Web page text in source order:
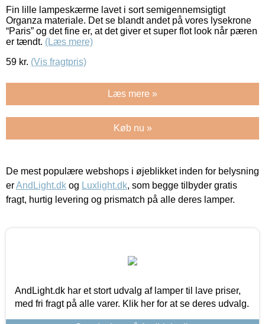
Fin lille lampeskærme lavet i sort semigennemsigtigt
Organza materiale. Det se blandt andet på vores lysekrone
“Paris” og det fine er, at det giver et super flot look når pæren
er tændt. (Læs mere)
59 kr. (Vis fragtpris)
Læs mere »
Køb nu »
De mest populære webshops i øjeblikket inden for belysning
erAndLight.dk og Luxlight.dk, som begge tilbyder gratis
fragt, hurtig levering og prismatch på alle deres lamper.
AndLight.dk har et stort udvalg af lamper til lave priser,
med fri fragt på alle varer. Klik her for at se deres udvalg.